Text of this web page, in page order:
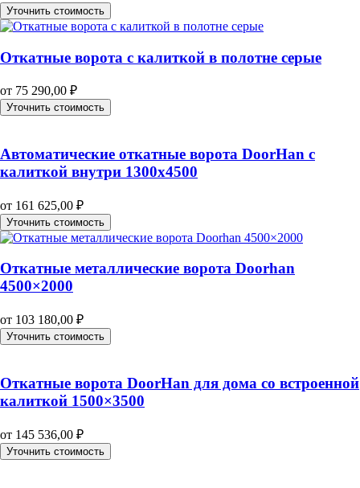
Уточнить стоимость
Откатные ворота с калиткой в полотне серые
от 75 290,00 ₽
Уточнить стоимость
Автоматические откатные ворота DoorHan с
калиткой внутри 1300х4500
от 161 625,00 ₽
Уточнить стоимость
Откатные металлические ворота Doorhan
4500×2000
от 103 180,00 ₽
Уточнить стоимость
Откатные ворота DoorHan для дома со встроенной
калиткой 1500×3500
от 145 536,00 ₽
Уточнить стоимость